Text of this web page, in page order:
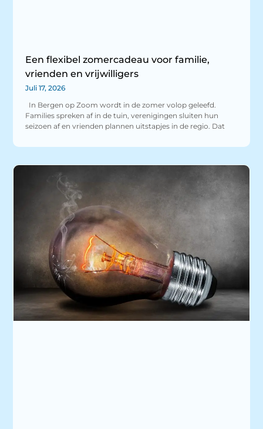
Een flexibel zomercadeau voor familie,
vrienden en vrijwilligers
Juli 17, 2026
In Bergen op Zoom wordt in de zomer volop geleefd.
Families spreken af in de tuin, verenigingen sluiten hun
seizoen af en vrienden plannen uitstapjes in de regio. Dat